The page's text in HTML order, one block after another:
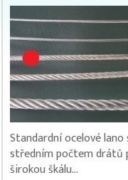
Standardní ocelové lano
středním počtem drátů
širokou škálu...